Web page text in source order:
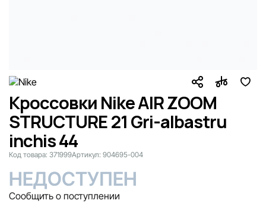
Кроссовки Nike AIR ZOOM
STRUCTURE 21 Gri-albastru
inchis 44
Код товара: 371999Артикул: 904695-004
НЕДОСТУПЕН
Сообщить о поступлении